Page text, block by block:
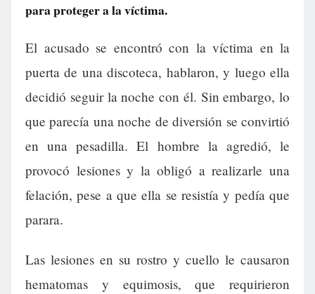
para proteger a la víctima.
El acusado se encontró con la víctima en la
puerta de una discoteca, hablaron, y luego ella
decidió seguir la noche con él. Sin embargo, lo
que parecía una noche de diversión se convirtió
en una pesadilla. El hombre la agredió, le
provocó lesiones y la obligó a realizarle una
felación, pese a que ella se resistía y pedía que
parara.
Las lesiones en su rostro y cuello le causaron
hematomas y equimosis, que requirieron